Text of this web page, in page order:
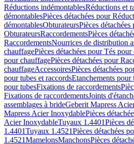
Réductions indémontablesRéductions et
démontablesPièces détachées pour
démontablesObturateursPièces détachées
ObturateursRaccordementsPièces
RaccordementsNourrices de distribution
chauffagePièces détachées pour Tés
pour chauffagePièces détachées pour
chauffageAccessoiresPièces détachées
pour tubes et raccordsEtanchements pour
pour tubesFixations de raccordements
Fixations de raccordementsJoints
assemblages à brideGeberit Mapress
Mapress Acier InoxydablePièces
Acier InoxydableTuyaux 1.4401Pièces
1.4401Tuyaux 1.4521Pièces détachées
1.4521MamelonsManchonsPièces